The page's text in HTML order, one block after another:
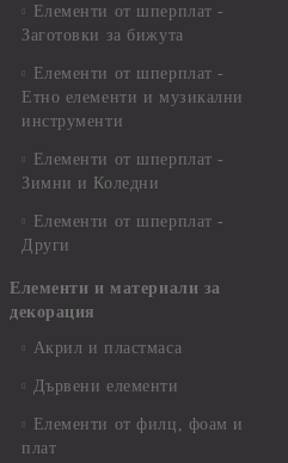
Елементи от шперплат -
Заготовки за бижута
Елементи от шперплат -
Етно елементи и музикални
инструменти
Елементи от шперплат -
Зимни и Коледни
Елементи от шперплат -
Други
Елементи и материали за
декорация
Акрил и пластмаса
Дървени елементи
Елементи от филц, фоам и
плат